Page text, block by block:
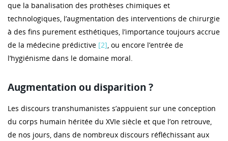
que la banalisation des prothèses chimiques et
technologiques, l’augmentation des interventions de chirurgie
à des fins purement esthétiques, l’importance toujours accrue
de la médecine prédictive [2], ou encore l’entrée de
l’hygiénisme dans le domaine moral.
Augmentation ou disparition ?
Les discours transhumanistes s’appuient sur une conception
du corps humain héritée du XVIe siècle et que l’on retrouve,
de nos jours, dans de nombreux discours réfléchissant aux